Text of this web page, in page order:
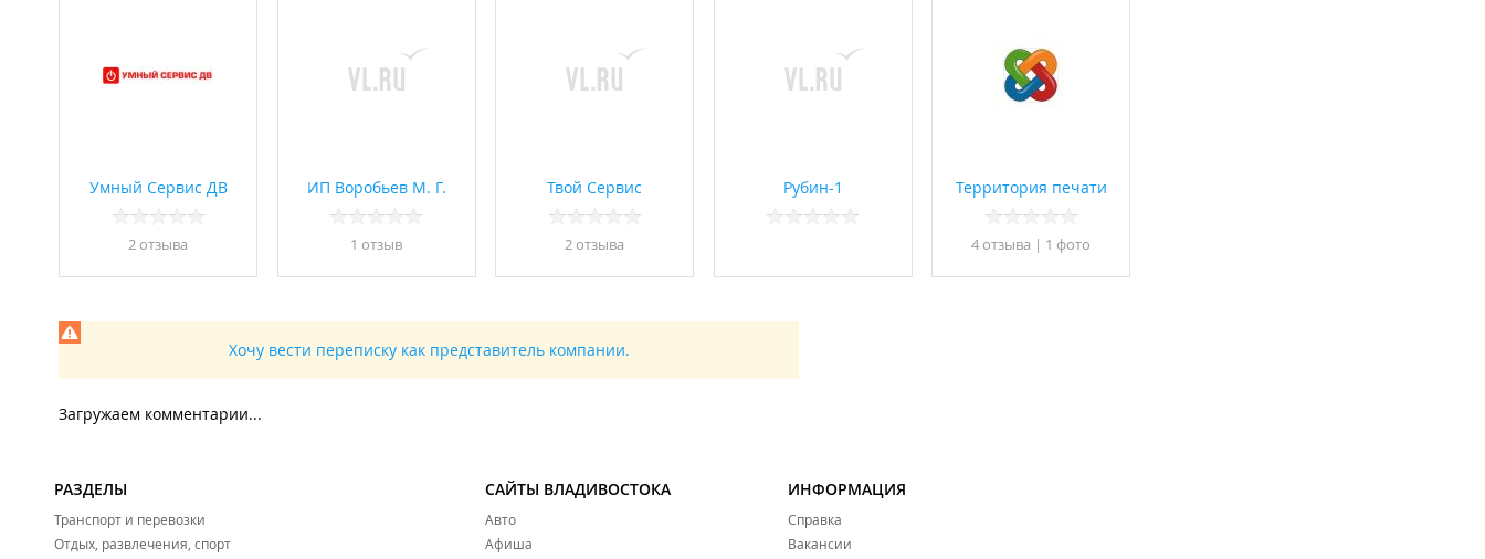
Умный Сервис ДВ
2 отзывa
ИП Воробьев М. Г.
1 отзыв
Твой Сервис
2 отзывa
Рубин-1 Территория печати
4 отзывa | 1 фото
Хочу вести переписку как представитель компании.
Загружаем комментарии...
РАЗДЕЛЫ
Транспорт и перевозки
Отдых, развлечения, спорт
САЙТЫ ВЛАДИВОСТОКА
Авто
Афиша
ИНФОРМАЦИЯ
Справка
Вакансии